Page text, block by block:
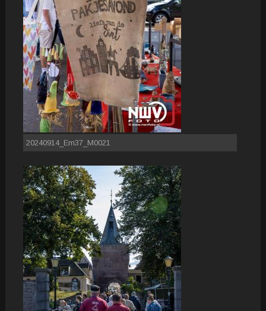
20240914_Em37_M0021